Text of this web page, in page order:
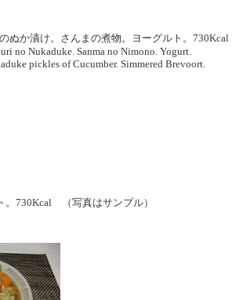
ぬか漬け。さんまの煮物。ヨーグルト。730Kcal
no Nukaduke. Sanma no Nimono. Yogurt.
pickles of Cucumber. Simmered Brevoort.
。730Kcal （写真はサンプル）